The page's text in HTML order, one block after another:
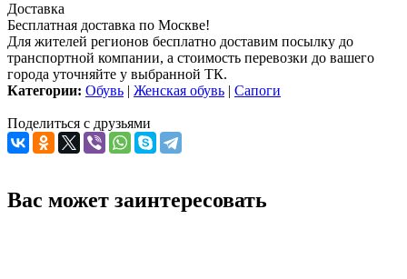
Доставка
Бесплатная доставка по Москве!
Для жителей регионов бесплатно доставим посылку до
транспортной компании, а стоимость перевозки до вашего
города уточняйте у выбранной ТК.
Категории: Обувь | Женская обувь | Сапоги
Поделиться с друзьями
Вас может заинтересовать